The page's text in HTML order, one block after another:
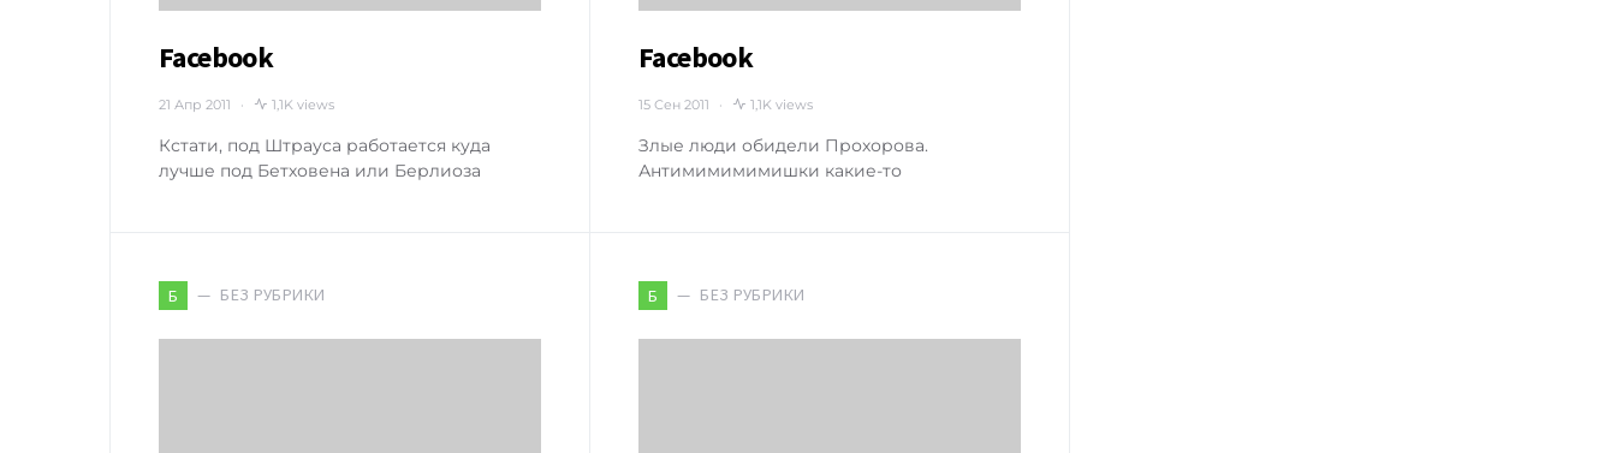
Facebook
21 Апр 2011 1,1K views
Кстати, под Штрауса работается куда
лучше под Бетховена или Берлиоза
Facebook
15 Сен 2011 1,1K views
Злые люди обидели Прохорова.
Антимимимимишки какие-то
Б БЕЗ РУБРИКИ Б БЕЗ РУБРИКИ